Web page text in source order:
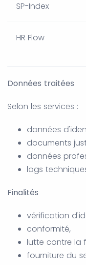
SP-Index
HR Flow
Données traitées
Selon les services :
données
documents
données
logs
Finalités
vérification
conformité,
lutte contre la
fourniture du